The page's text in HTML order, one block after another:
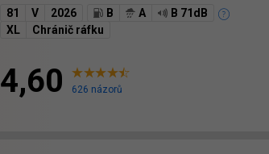
81 V 2026 B A
B 71dB
XL
Chránič ráfku
4,60
626 názorů